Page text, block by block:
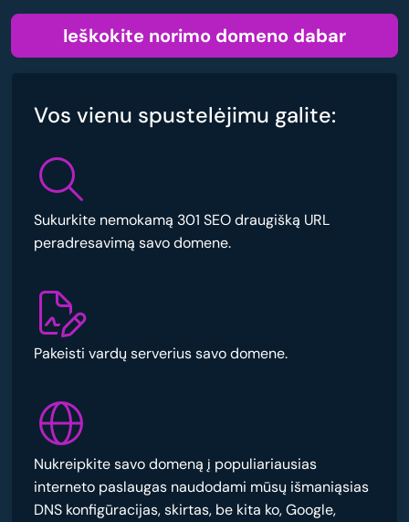
Ieškokite norimo domeno dabar
Vos vienu spustelėjimu galite:
Sukurkite nemokamą 301 SEO draugišką URL
peradresavimą savo domene.
Pakeisti vardų serverius savo domene.
Nukreipkite savo domeną į populiariausias
interneto paslaugas naudodami mūsų išmaniąsias
DNS konfigūracijas, skirtas, be kita ko, Google,